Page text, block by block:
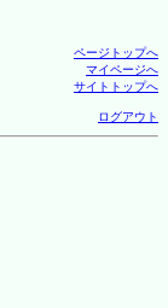
ページトップへ
マイページへ
サイトトップへ
ログアウト